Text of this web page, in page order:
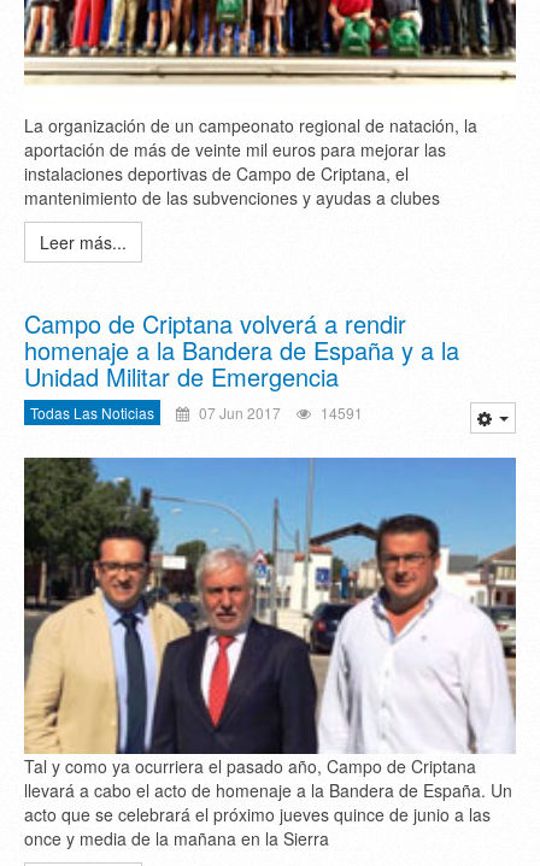
La organización de un campeonato regional de natación, la
aportación de más de veinte mil euros para mejorar las
instalaciones deportivas de Campo de Criptana, el
mantenimiento de las subvenciones y ayudas a clubes
Leer más...
Campo de Criptana volverá a rendir
homenaje a la Bandera de España y a la
Unidad Militar de Emergencia
Todas Las Noticias 07 Jun 2017 14591
Tal y como ya ocurriera el pasado año, Campo de Criptana
llevará a cabo el acto de homenaje a la Bandera de España. Un
acto que se celebrará el próximo jueves quince de junio a las
once y media de la mañana en la Sierra